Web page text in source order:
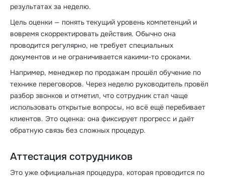
результатах за неделю.
Цель оценки — понять текущий уровень компетенций и
вовремя скорректировать действия. Обычно она
проводится регулярно, не требует специальных
документов и не ограничивается какими-то сроками.
Например, менеджер по продажам прошёл обучение по
технике переговоров. Через неделю руководитель провёл
разбор звонков и отметил, что сотрудник стал чаще
использовать открытые вопросы, но всё ещё перебивает
клиентов. Это оценка: она фиксирует прогресс и даёт
обратную связь без сложных процедур.
Аттестация сотрудников
Это уже официальная процедура, которая проводится по